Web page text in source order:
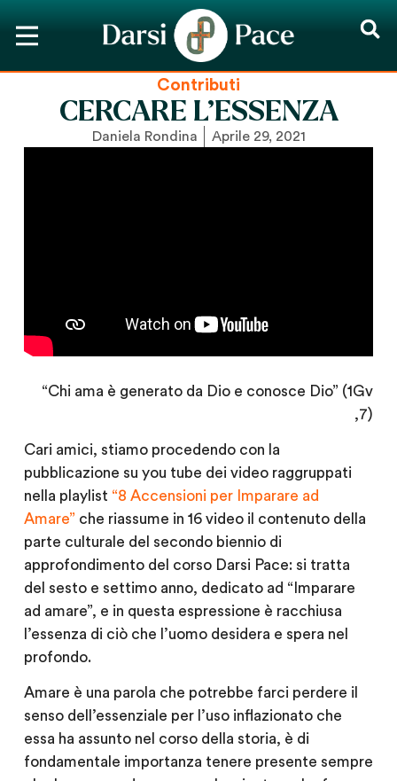
Contributi
CERCARE L’ESSENZA
Daniela Rondina Aprile 29, 2021
“Chi ama è generato da Dio e conosce Dio” (1Gv
,7)
Cari amici, stiamo procedendo con la
pubblicazione su you tube dei video raggruppati
nella playlist “8 Accensioni per Imparare ad
Amare”che riassume in 16 video il contenuto della
parte culturale del secondo biennio di
approfondimento del corso Darsi Pace: si tratta
del sesto e settimo anno, dedicato ad “Imparare
ad amare”, e in questa espressione è racchiusa
l’essenza di ciò che l’uomo desidera e spera nel
profondo.
Amare è una parola che potrebbe farci perdere il
senso dell’essenziale per l’uso inflazionato che
essa ha assunto nel corso della storia, è di
fondamentale importanza tenere presente sempre